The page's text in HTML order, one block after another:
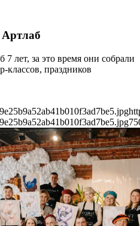
Артлаб
7 лет, за это время они собрали
классов, праздников